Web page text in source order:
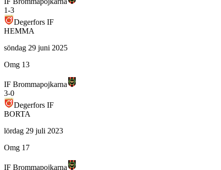
1-3
Degerfors IF
HEMMA
söndag 29 juni 2025
Omg 13
IF Brommapojkarna
3-0
Degerfors IF
BORTA
lördag 29 juli 2023
Omg 17
IF Brommapojkarna